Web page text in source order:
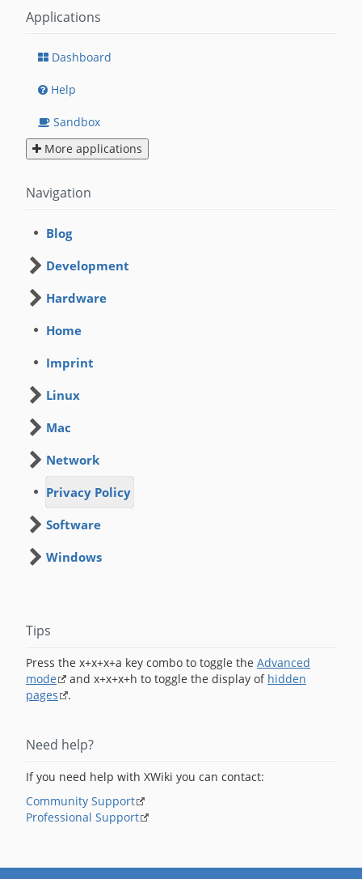
Applications
Dashboard
Help
Sandbox
More applications
Navigation
Blog
Development
Hardware
Home
Imprint
Linux
Mac
Network
Privacy Policy
Software
Windows
Tips
Press the x+x+x+a key combo to toggle the Advanced
mode
and x+x+x+h to toggle the display of hidden
pages
.
Need help?
If you need help with XWiki you can contact:
Community Support
Professional Support